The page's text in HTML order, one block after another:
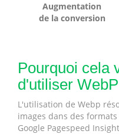
Augmentation
de la conversion
Pourquoi cela
d'utiliser
L'utilisation de Webp
images dans des
Google Pagespeed